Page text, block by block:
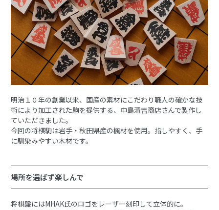
明治１０年の創業以来、国産の素材にこだわり職人の確かな技
術により加工された駒を提供する、中島清吉商店さんで製作し
ていただきました。
今回の将棋駒は岩手・秋田県産の楓材を使用。指しやすく、手
に馴染みやすい木材です。
場所を選ばず楽しんで
将棋盤にはMHAK氏のロゴをレーザー刻印して立体的に。